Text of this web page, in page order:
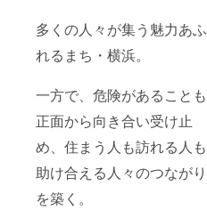
多くの人々が集う魅力あふ
れるまち・横浜。
一方で、危険があることも
正面から向き合い受け止
め、住まう人も訪れる人も
助け合える人々のつながり
を築く。